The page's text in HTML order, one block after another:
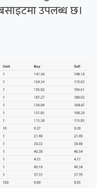
उपलब्ध छ।